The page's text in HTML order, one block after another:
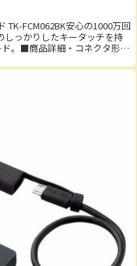
TK-FCM062BK安心の1000万回
しっかりしたキータッチを持
ド。■商品詳細・コネクタ形